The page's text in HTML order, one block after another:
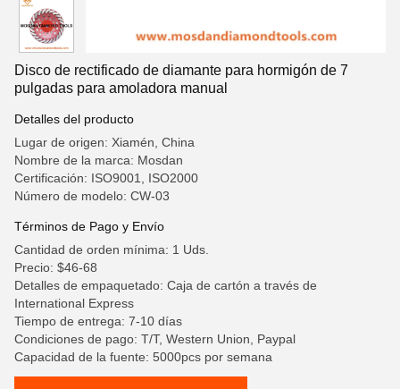
Disco de rectificado de diamante para hormigón de 7
pulgadas para amoladora manual
Detalles del producto
Lugar de origen: Xiamén, China
Nombre de la marca: Mosdan
Certificación: ISO9001, ISO2000
Número de modelo: CW-03
Términos de Pago y Envío
Cantidad de orden mínima: 1 Uds.
Precio: $46-68
Detalles de empaquetado: Caja de cartón a través de
International Express
Tiempo de entrega: 7-10 días
Condiciones de pago: T/T, Western Union, Paypal
Capacidad de la fuente: 5000pcs por semana